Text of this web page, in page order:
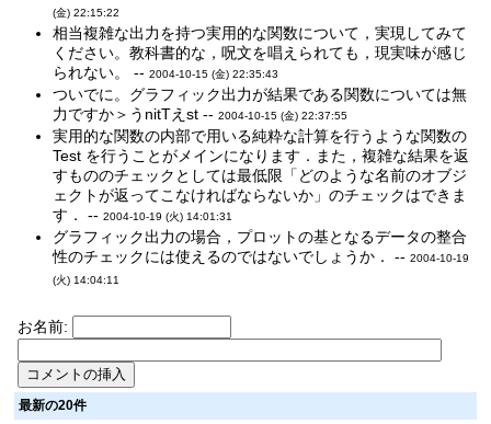
(金) 22:15:22
相当複雑な出力を持つ実用的な関数について，実現してみて
ください。教科書的な，呪文を唱えられても，現実味が感じ
られない。 --2004-10-15 (金) 22:35:43
ついでに。グラフィック出力が結果である関数については無
力ですか＞うnitTえst --2004-10-15 (金) 22:37:55
実用的な関数の内部で用いる純粋な計算を行うような関数の
Test を行うことがメインになります．また，複雑な結果を返
すもののチェックとしては最低限「どのような名前のオブジ
ェクトが返ってこなければならないか」のチェックはできま
す． --2004-10-19 (火) 14:01:31
グラフィック出力の場合，プロットの基となるデータの整合
性のチェックには使えるのではないでしょうか． --2004-10-19
(火) 14:04:11
お名前:
最新の20件